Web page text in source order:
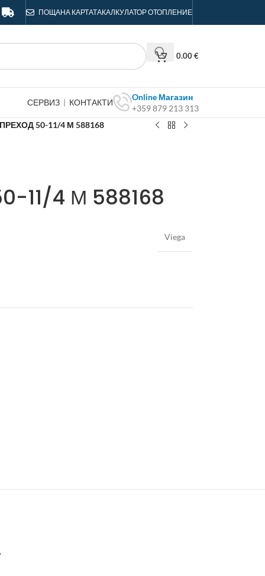
ПОЩАНА КАРТАТАКАЛКУЛАТОР ОТОПЛЕНИЕ
0.00€
СЕРВИЗ | КОНТАКТИ
Online Магазин
+359 879 213 313
50-11/4 М 588168
11/4 М 588168
Viega